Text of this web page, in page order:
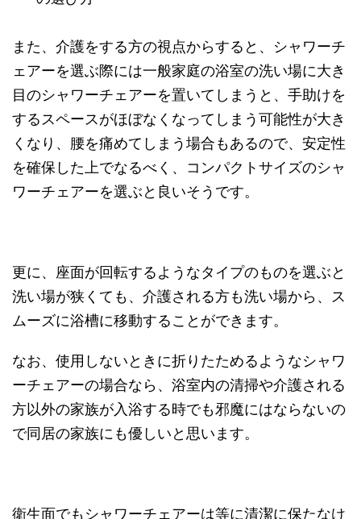
また、介護をする方の視点からすると、シャワーチ
ェアーを選ぶ際には一般家庭の浴室の洗い場に大き
目のシャワーチェアーを置いてしまうと、手助けを
するスペースがほぼなくなってしまう可能性が大き
くなり、腰を痛めてしまう場合もあるので、安定性
を確保した上でなるべく、コンパクトサイズのシャ
ワーチェアーを選ぶと良いそうです。
更に、座面が回転するようなタイプのものを選ぶと
洗い場が狭くても、介護される方も洗い場から、ス
ムーズに浴槽に移動することができます。
なお、使用しないときに折りたためるようなシャワ
ーチェアーの場合なら、浴室内の清掃や介護される
方以外の家族が入浴する時でも邪魔にはならないの
で同居の家族にも優しいと思います。
衛生面でもシャワーチェアーは等に清潔に保たなけ